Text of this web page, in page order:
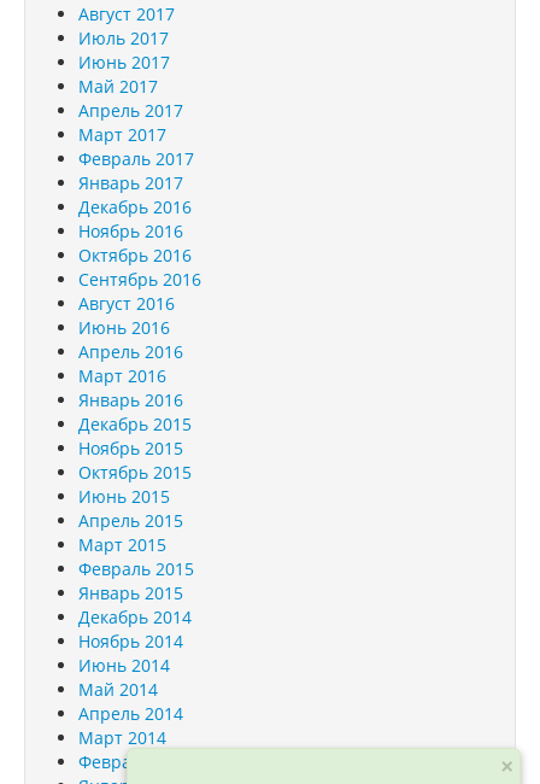
Август 2017
Июль 2017
Июнь 2017
Май 2017
Апрель 2017
Март 2017
Февраль 2017
Январь 2017
Декабрь 2016
Ноябрь 2016
Октябрь 2016
Сентябрь 2016
Август 2016
Июнь 2016
Апрель 2016
Март 2016
Январь 2016
Декабрь 2015
Ноябрь 2015
Октябрь 2015
Июнь 2015
Апрель 2015
Март 2015
Февраль 2015
Январь 2015
Декабрь 2014
Ноябрь 2014
Июнь 2014
Май 2014
Апрель 2014
Март 2014
Февраль 2014
×